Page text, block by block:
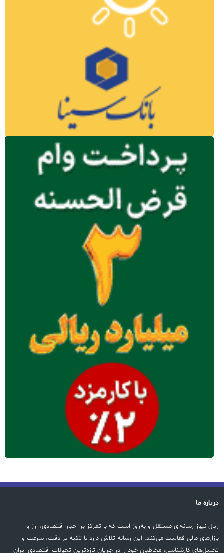
درباره ما
ریال نیوز رسانه‌ای مستقل و به‌روز است که با تمرکز بر اخبار اقتصادی، ارز و
بازارهای مالی فعالیت می‌کند. این رسانه تلاش دارد با تکیه بر دقت، سرعت و
تحلیل‌های کارشناسی، مخاطبان خود را در جریان تازه‌ترین تحولات اقتصادی ایران